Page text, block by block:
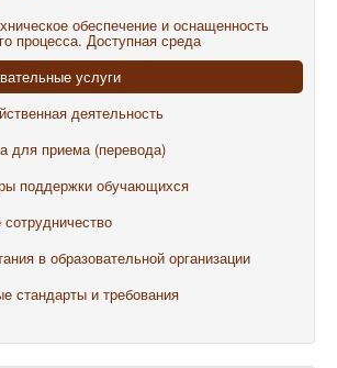
обеспечение и оснащенность
процесса. Доступная среда
услуги
деятельность
для приема (перевода)
поддержки обучающихся
в образовательной организации
стандарты и требования